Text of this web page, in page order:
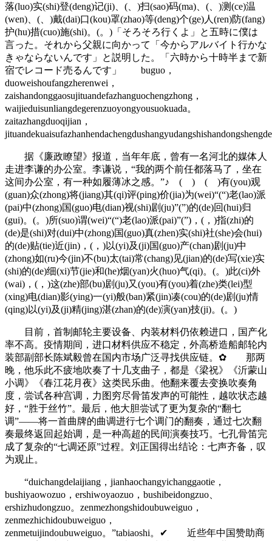
落(luo)实(shi)登(deng)记(ji)、(、)扫(sao)码(ma)、(、)测(ce)温
(wen)、(、)戴(dai)口(kou)罩(zhao)等(deng)个(ge)人(ren)防(fang)
护(hu)措(cuo)施(shi)。(。)「そろそろ行くよ」と五時に僕は
言った。それから父親に向かって「今からアルバイト行かな
きゃならないんです」と説明した。「六時から十時半まで新
宿でレコード売るんです」 buguo，
duoweishoufangzherenwei，
zaishandonggaosujituandefazhanguochengzhong，
waijieduisunliangdegerenzuoyongyousuokuada。
zaitazhangduoqijian，
据《廉政瞭望》报道，当年年底，曾有一名河北的媒体人
走进李谦的办公室。李谦说，“我的两个前任都落马了，坐在
这间办公室，有一种如履薄冰之感。”♪ ( ) ( )有(you)观
(guan)众(zhong)将(jiang)其(qi)评(ping)价(jia)为(wei)“(“)老(lao)派
(pai)中(zhong)国(guo)电(dian)视(shi)剧(ju)”(”)的(de)回(hui)归
(gui)。(。)所(suo)谓(wei)“(“)老(lao)派(pai)”(”)，(，)指(zhi)的
(de)是(shi)对(dui)中(zhong)国(guo)真(zhen)实(shi)社(she)会(hui)
的(de)贴(tie)近(jin)，(，)以(yi)及(ji)国(guo)产(chan)剧(ju)中
(zhong)如(ru)今(jin)不(bu)太(tai)常(chang)见(jian)的(de)写(xie)实
(shi)的(de)细(xi)节(jie)和(he)烟(yan)火(huo)气(qi)。(。)此(ci)外
(wai)，(，)这(zhe)部(bu)剧(ju)又(you)有(you)着(zhe)类(lei)型
(xing)电(dian)影(ying)一(yi)般(ban)紧(jin)凑(cou)的(de)剧(ju)情
(qing)以(yi)及(ji)精(jing)湛(zhan)的(de)演(yan)技(ji)。(。)
目前，首制邮轮主要设备、内装材料仍依赖进口，国产化
率不高。疫情期间，进口材料供应不稳定，外高桥造船邮轮内
装部副部长陈斌毅曾在国内市场广泛寻找供应链。✿ 那两
晚，他乐此不疲地吹奏了十几支曲子，都是《梁祝》《沂蒙山
小调》《春江花月夜》这类民乐曲。他翻来覆去变换吹奏角
度，尝试各种宫调，力图穷尽骨笛发声的可能性，越吹状态越
好，“胜于丝竹”。最后，他大胆尝试了更为复杂的“翻七
调”——将一首曲牌的曲调进行七个调门的翻奏，通过七次翻
奏最终返回起始调，是一种高超的民间演奏技巧。七孔骨笛完
成了复杂的“七调还原”过程。刘正国得出结论：七声齐备，叹
为观止。
“duichangdelaijiang，jianhaochangyichanggaotie，
bushiyaowozuo，ershiwoyaozuo，bushibeidongzuo、
ershizhudongzuo。zenmezhongshidoubuweiguo，
zenmezhichidoubuweiguo，
zenmetuijindoubuweiguo。”tabiaoshi。✔ 近些年中国赞助商